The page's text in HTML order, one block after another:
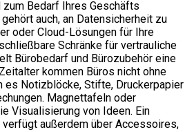
Bedarf Ihres Geschäfts
auch, an Datensicherheit zu
oder Cloud-Lösungen für Ihre
Schränke für vertrauliche
Bürobedarf und Bürozubehör eine
kommen Büros nicht ohne
es Notizblöcke, Stifte, Druckerpapier
Magnettafeln oder
Visualisierung von Ideen. Ein
außerdem über Accessoires,